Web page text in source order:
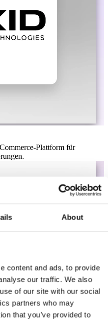
About
content and ads, to provide
our traffic. We also
of our site with our social
partners who may
that you’ve provided to
Plattform für